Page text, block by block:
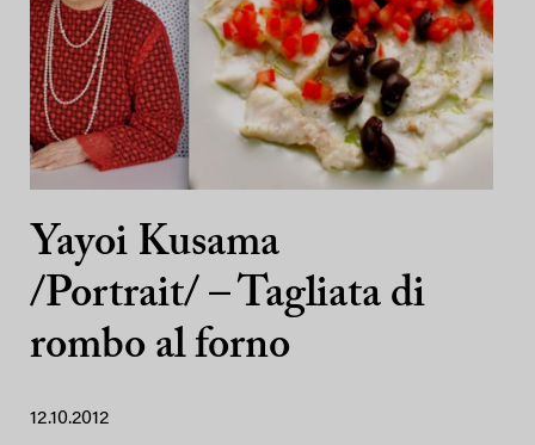
Yayoi Kusama
/Portrait/ – Tagliata di
rombo al forno
12.10.2012